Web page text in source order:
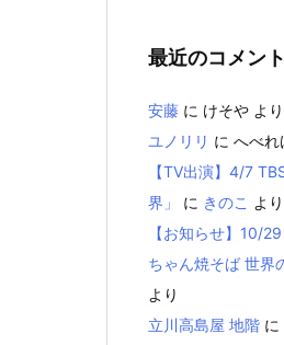
最近のコメント
安藤 に けそや より
ユノリリ に へべれ
【TV出演】4/7
界」
に きのこ より
【お知らせ】10/
ちゃん焼そば 世界
より
立川高島屋 地階 に